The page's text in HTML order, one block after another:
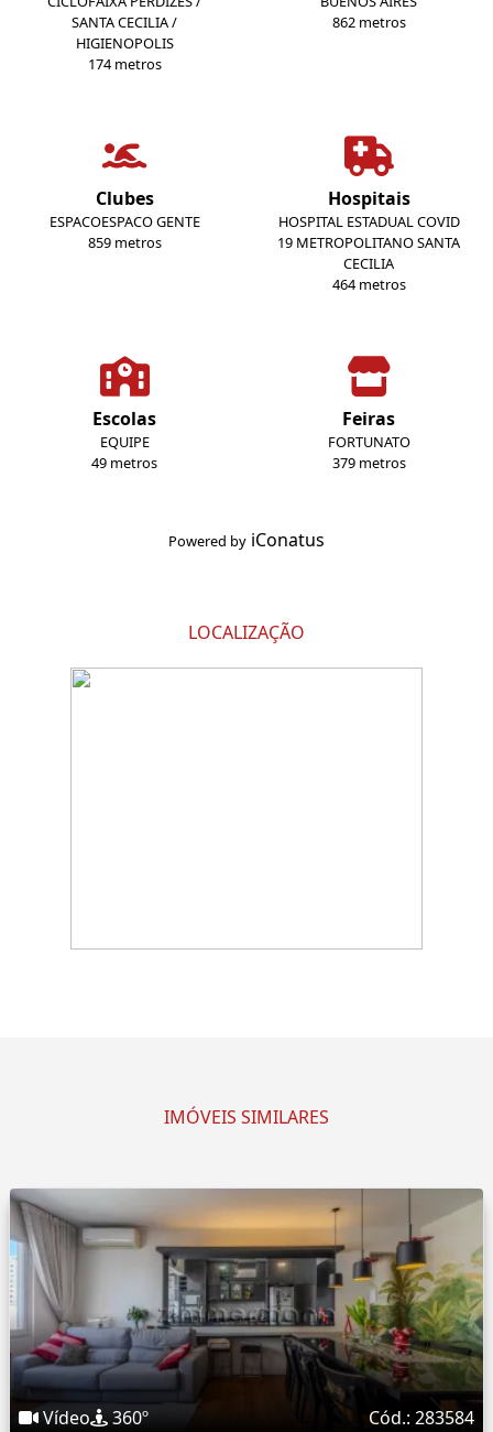
SANTA CECILIA /
HIGIENOPOLIS
174 metros
862 metros
Clubes
ESPACOESPACO GENTE
859 metros
Hospitais
HOSPITAL ESTADUAL COVID
19 METROPOLITANO SANTA
CECILIA
464 metros
Escolas
EQUIPE
49 metros
Feiras
FORTUNATO
379 metros
Powered by iConatus
LOCALIZAÇÃO
IMÓVEIS SIMILARES
Vídeo 360º Cód.: 283584